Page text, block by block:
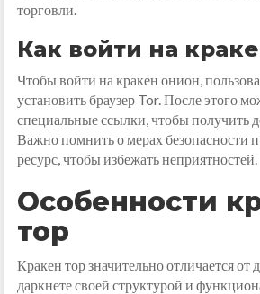
торговли.
Как войти на
Чтобы войти на кракен онион,
установить браузер Tor. После этого
специальные ссылки, чтобы получить
Важно помнить о мерах безопасности
ресурс, чтобы избежать неприятностей.
Особенности
тор
Кракен тор значительно отличается от
даркнете своей структурой и